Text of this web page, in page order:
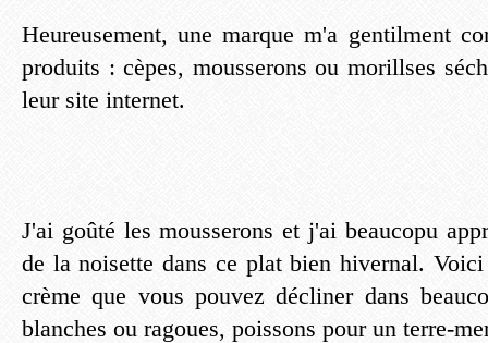
Heureusement, une marque m'a gentilment
produits : cèpes, mousserons ou morillses
leur site internet.
J'ai goûté les mousserons et j'ai beaucopu
de la noisette dans ce plat bien hivernal. Voici
crème que vous pouvez décliner dans
blanches ou ragoues, poissons pour un terre-